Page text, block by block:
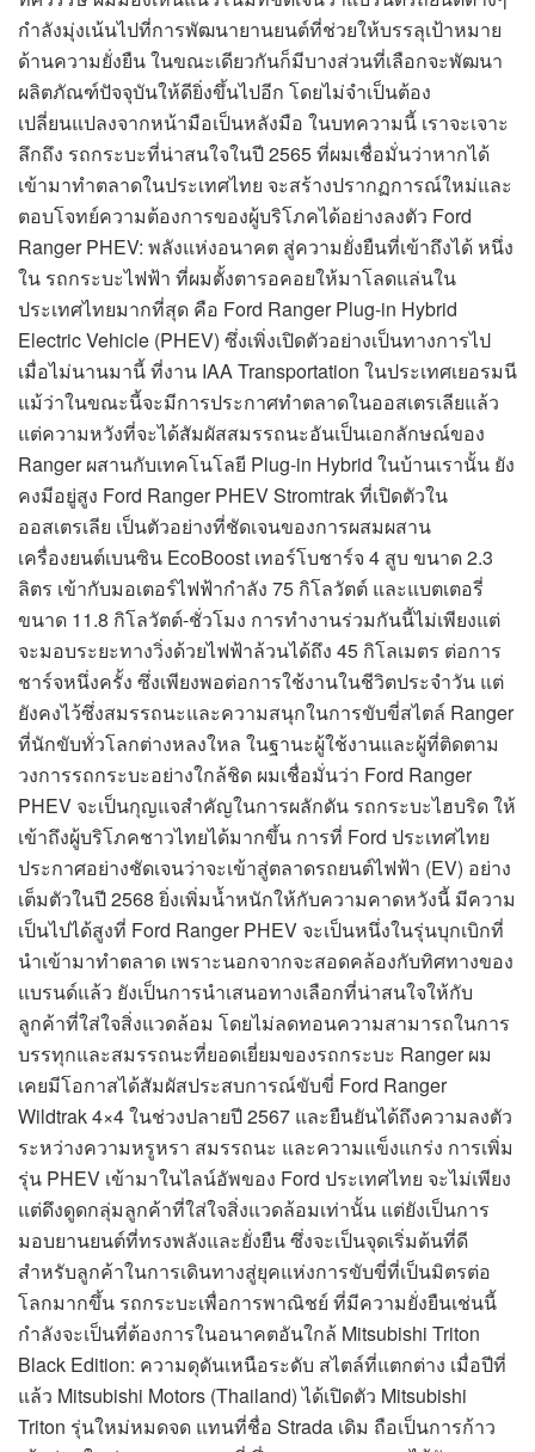
กำลังมุ่งเน้นไปที่การพัฒนายานยนต์ที่ช่วยให้บรรลุเป้าหมาย
ด้านความยั่งยืน ในขณะเดียวกันก็มีบางส่วนที่เลือกจะพัฒนา
ผลิตภัณฑ์ปัจจุบันให้ดียิ่งขึ้นไปอีก โดยไม่จำเป็นต้อง
เปลี่ยนแปลงจากหน้ามือเป็นหลังมือ ในบทความนี้ เราจะเจาะ
ลึกถึง รถกระบะที่น่าสนใจในปี 2565 ที่ผมเชื่อมั่นว่าหากได้
เข้ามาทำตลาดในประเทศไทย จะสร้างปรากฏการณ์ใหม่และ
ตอบโจทย์ความต้องการของผู้บริโภคได้อย่างลงตัว Ford
Ranger PHEV: พลังแห่งอนาคต สู่ความยั่งยืนที่เข้าถึงได้ หนึ่ง
ใน รถกระบะไฟฟ้า ที่ผมตั้งตารอคอยให้มาโลดแล่นใน
ประเทศไทยมากที่สุด คือ Ford Ranger Plug-in Hybrid
Electric Vehicle (PHEV) ซึ่งเพิ่งเปิดตัวอย่างเป็นทางการไป
เมื่อไม่นานมานี้ ที่งาน IAA Transportation ในประเทศเยอรมนี
แม้ว่าในขณะนี้จะมีการประกาศทำตลาดในออสเตรเลียแล้ว
แต่ความหวังที่จะได้สัมผัสสมรรถนะอันเป็นเอกลักษณ์ของ
Ranger ผสานกับเทคโนโลยี Plug-in Hybrid ในบ้านเรานั้น ยัง
คงมีอยู่สูง Ford Ranger PHEV Stromtrak ที่เปิดตัวใน
ออสเตรเลีย เป็นตัวอย่างที่ชัดเจนของการผสมผสาน
เครื่องยนต์เบนซิน EcoBoost เทอร์โบชาร์จ 4 สูบ ขนาด 2.3
ลิตร เข้ากับมอเตอร์ไฟฟ้ากำลัง 75 กิโลวัตต์ และแบตเตอรี่
ขนาด 11.8 กิโลวัตต์-ชั่วโมง การทำงานร่วมกันนี้ไม่เพียงแต่
จะมอบระยะทางวิ่งด้วยไฟฟ้าล้วนได้ถึง 45 กิโลเมตร ต่อการ
ชาร์จหนึ่งครั้ง ซึ่งเพียงพอต่อการใช้งานในชีวิตประจำวัน แต่
ยังคงไว้ซึ่งสมรรถนะและความสนุกในการขับขี่สไตล์ Ranger
ที่นักขับทั่วโลกต่างหลงใหล ในฐานะผู้ใช้งานและผู้ที่ติดตาม
วงการรถกระบะอย่างใกล้ชิด ผมเชื่อมั่นว่า Ford Ranger
PHEV จะเป็นกุญแจสำคัญในการผลักดัน รถกระบะไฮบริด ให้
เข้าถึงผู้บริโภคชาวไทยได้มากขึ้น การที่ Ford ประเทศไทย
ประกาศอย่างชัดเจนว่าจะเข้าสู่ตลาดรถยนต์ไฟฟ้า (EV) อย่าง
เต็มตัวในปี 2568 ยิ่งเพิ่มน้ำหนักให้กับความคาดหวังนี้ มีความ
เป็นไปได้สูงที่ Ford Ranger PHEV จะเป็นหนึ่งในรุ่นบุกเบิกที่
นำเข้ามาทำตลาด เพราะนอกจากจะสอดคล้องกับทิศทางของ
แบรนด์แล้ว ยังเป็นการนำเสนอทางเลือกที่น่าสนใจให้กับ
ลูกค้าที่ใส่ใจสิ่งแวดล้อม โดยไม่ลดทอนความสามารถในการ
บรรทุกและสมรรถนะที่ยอดเยี่ยมของรถกระบะ Ranger ผม
เคยมีโอกาสได้สัมผัสประสบการณ์ขับขี่ Ford Ranger
Wildtrak 4×4 ในช่วงปลายปี 2567 และยืนยันได้ถึงความลงตัว
ระหว่างความหรูหรา สมรรถนะ และความแข็งแกร่ง การเพิ่ม
รุ่น PHEV เข้ามาในไลน์อัพของ Ford ประเทศไทย จะไม่เพียง
แต่ดึงดูดกลุ่มลูกค้าที่ใส่ใจสิ่งแวดล้อมเท่านั้น แต่ยังเป็นการ
มอบยานยนต์ที่ทรงพลังและยั่งยืน ซึ่งจะเป็นจุดเริ่มต้นที่ดี
สำหรับลูกค้าในการเดินทางสู่ยุคแห่งการขับขี่ที่เป็นมิตรต่อ
โลกมากขึ้น รถกระบะเพื่อการพาณิชย์ ที่มีความยั่งยืนเช่นนี้
กำลังจะเป็นที่ต้องการในอนาคตอันใกล้ Mitsubishi Triton
Black Edition: ความดุดันเหนือระดับ สไตล์ที่แตกต่าง เมื่อปีที่
แล้ว Mitsubishi Motors (Thailand) ได้เปิดตัว Mitsubishi
Triton รุ่นใหม่หมดจด แทนที่ชื่อ Strada เดิม ถือเป็นการก้าว